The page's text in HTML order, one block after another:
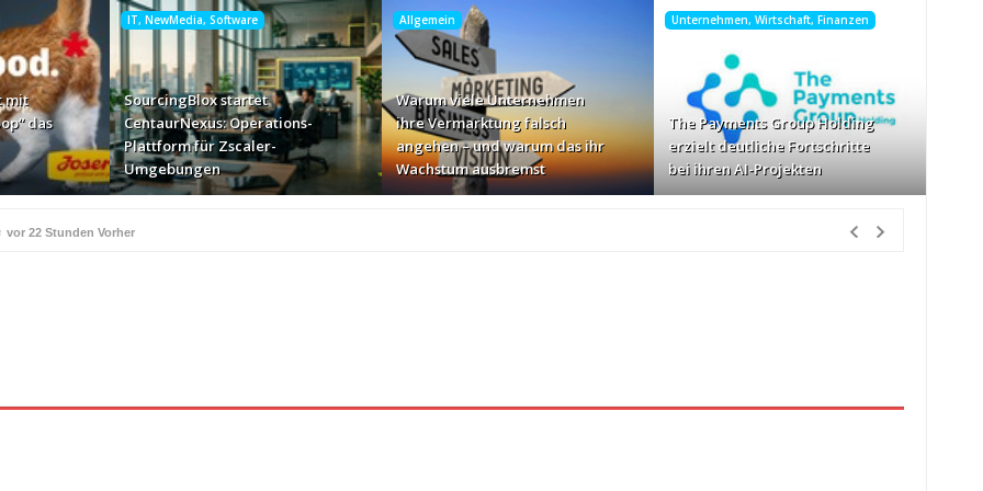
mit
das
IT, NewMedia, Software
SourcingBlox startet
CentaurNexus: Operations-
Plattform für Zscaler-
Umgebungen
Allgemein
Warum viele Unternehmen
ihre Vermarktung falsch
angehen – und warum das ihr
Wachstum ausbremst
Unternehmen, Wirtschaft, Finanzen
The Payments Group Holding
erzielt deutliche Fortschritte
bei ihren AI-Projekten
vor 22 Stunden Vorher
warum das ihr Wachstum ausbremst
AI-Projekten